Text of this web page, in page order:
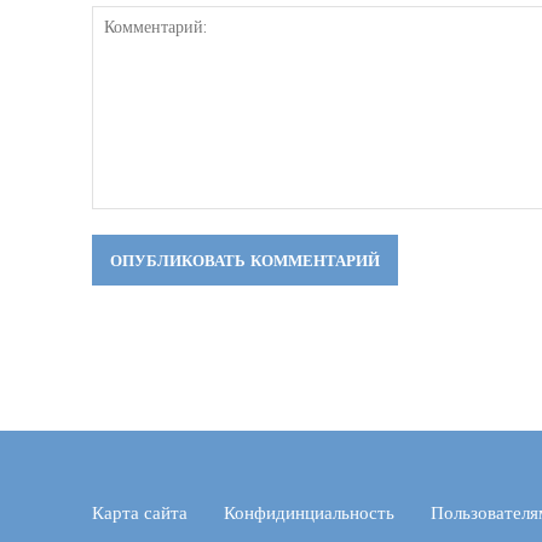
Карта сайта Конфидинциальность